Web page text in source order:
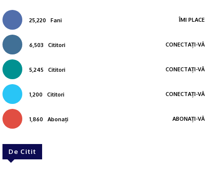
25,220 Fani ÎMI PLACE
6,503 Cititori CONECTAȚI-VĂ
5,245 Cititori CONECTAȚI-VĂ
1,200 Cititori CONECTAȚI-VĂ
1,860 Abonați ABONAȚI-VĂ
De Citit